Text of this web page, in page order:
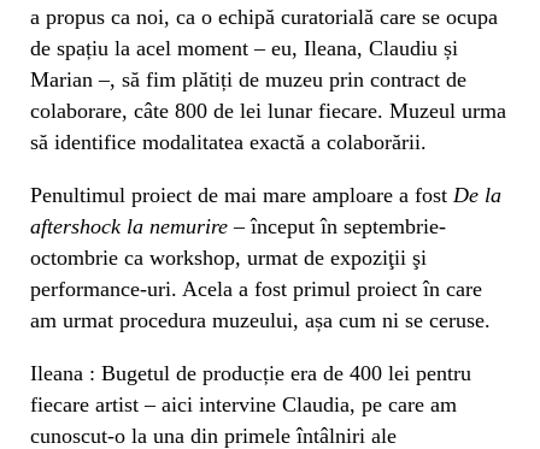
a propus ca noi, ca o echipă curatorială care se ocupa
de spațiu la acel moment – eu, Ileana, Claudiu și
Marian –, să fim plătiți de muzeu prin contract de
colaborare, câte 800 de lei lunar fiecare. Muzeul urma
să identifice modalitatea exactă a colaborării.
Penultimul proiect de mai mare amploare a fost De la
aftershock la nemurire – început în septembrie-
octombrie ca workshop, urmat de expoziţii şi
performance-uri. Acela a fost primul proiect în care
am urmat procedura muzeului, așa cum ni se ceruse.
Ileana : Bugetul de producție era de 400 lei pentru
fiecare artist – aici intervine Claudia, pe care am
cunoscut-o la una din primele întâlniri ale